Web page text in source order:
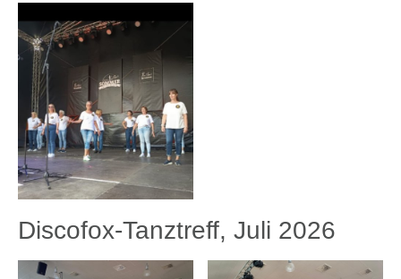
Discofox-Tanztreff, Juli 2026